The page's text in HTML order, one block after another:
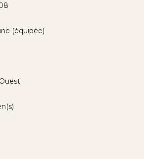
(équipée)